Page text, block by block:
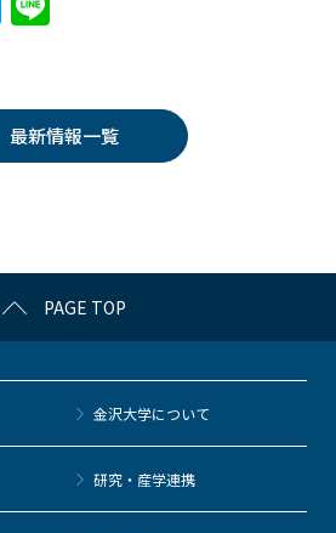
n
a
最新情報一覧
PAGE TOP
金沢大学について
研究・産学連携